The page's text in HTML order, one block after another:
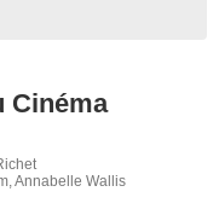
Cinéma
Annabelle Wallis